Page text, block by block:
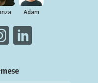
Adam